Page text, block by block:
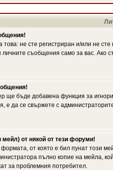
не сте регистриран и/или не
съобщения само за вас. Ако
ще бъде добавена функция за
е да се свържете с
от някой от тези форуми!
от която е бил пунат този
пълно копие на мейла,
за проблемния потребител.